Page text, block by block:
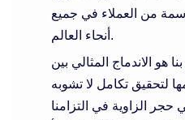
من العملاء في جميع
أنحاء العالم.
هو الاندماج المثالي بين
لتحقيق تكامل لا تشوبه
حجر الزاوية في التزامنا